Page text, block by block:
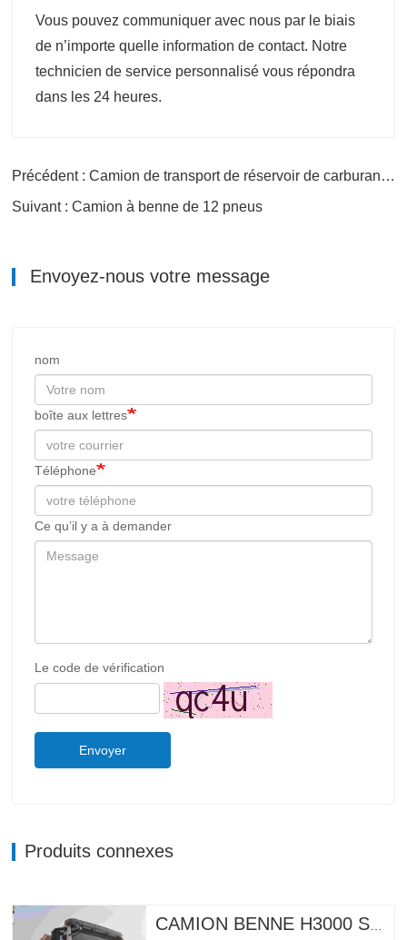
Vous pouvez communiquer avec nous par le biais
de n’importe quelle information de contact. Notre
technicien de service personnalisé vous répondra
dans les 24 heures.
Précédent : Camion de transport de réservoir de carburant 30 CBM pour différentes huiles
Suivant : Camion à benne de 12 pneus
Envoyez-nous votre message
nom
boîte aux lettres
Téléphone
Ce qu’il y a à demander
Le code de vérification
Envoyer
Produits connexes